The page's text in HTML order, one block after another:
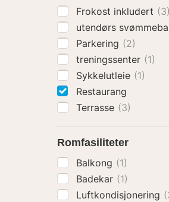
Frokost inkludert (3)
utendørs
Parkering (2)
treningssenter (1)
Sykkelutleie (1)
Restaurang
Terrasse (3)
Romfasiliteter
Balkong (1)
Badekar (1)
Luftkondisjonering